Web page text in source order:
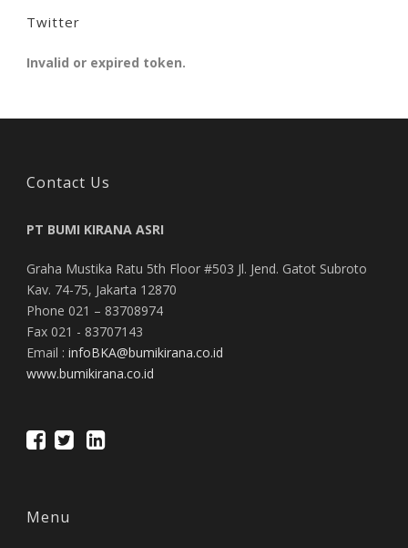
Twitter
Invalid or expired token.
Contact Us
PT BUMI KIRANA ASRI
Graha Mustika Ratu 5th Floor #503 Jl. Jend. Gatot Subroto
Kav. 74-75, Jakarta 12870
Phone 021 – 83708974
Fax 021 - 83707143
Email : infoBKA@bumikirana.co.id
www.bumikirana.co.id
Menu